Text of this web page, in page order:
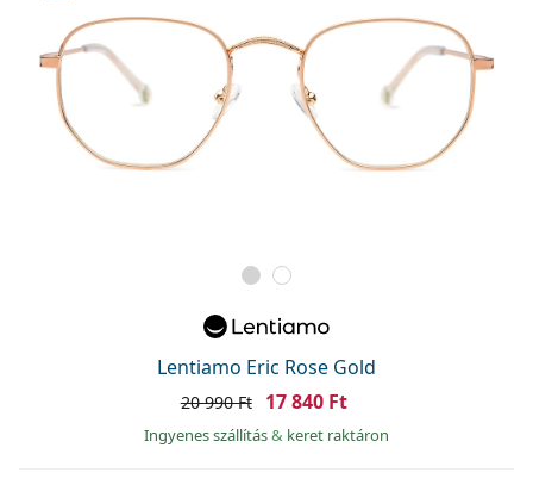
Lentiamo Eric Rose Gold
20 990 Ft 17 840 Ft
Ingyenes szállítás& keret raktáron